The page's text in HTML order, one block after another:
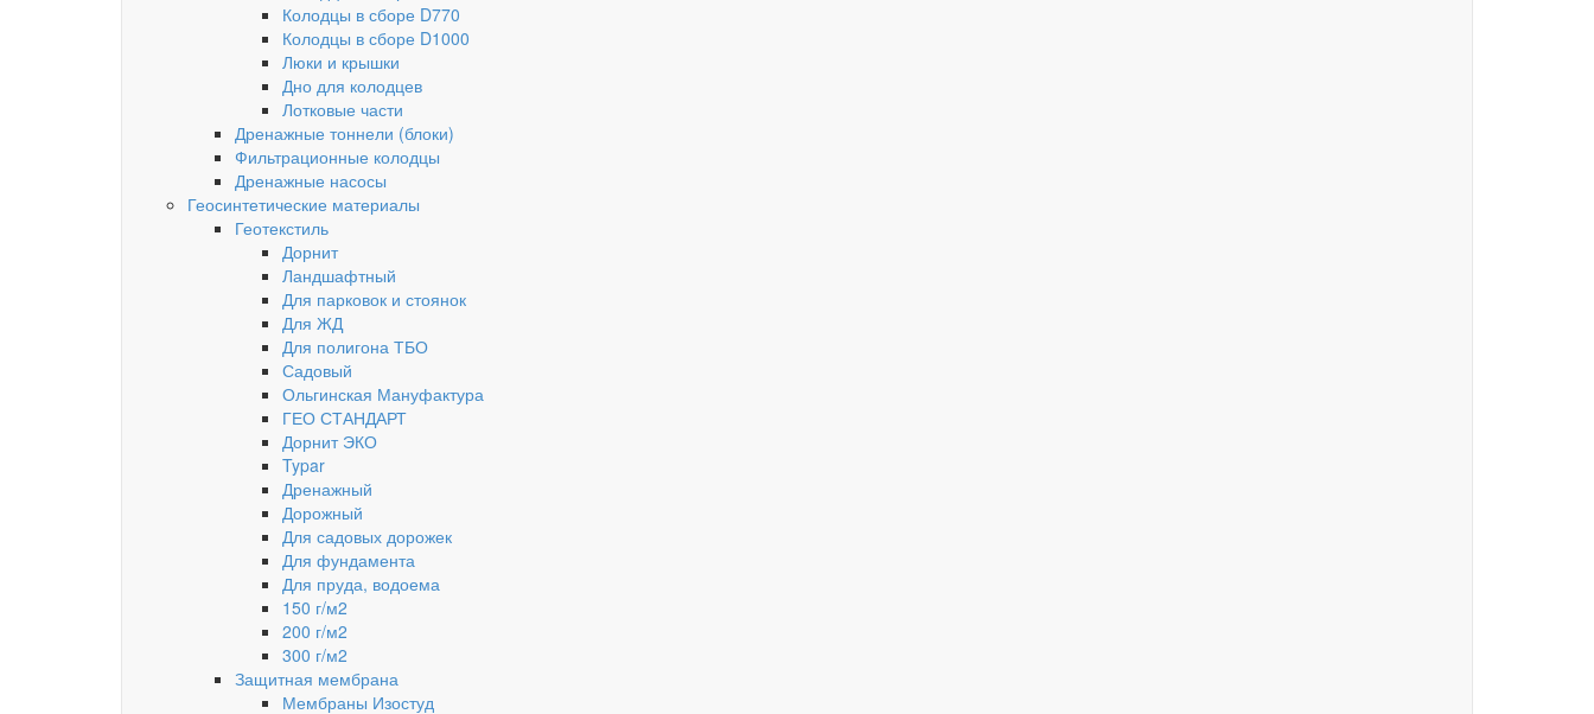
Колодцы в сборе D770
Колодцы в сборе D1000
Люки и крышки
Дно для колодцев
Лотковые части
Дренажные тоннели (блоки)
Фильтрационные колодцы
Дренажные насосы
Геосинтетические материалы
Геотекстиль
Дорнит
Ландшафтный
Для парковок и стоянок
Для ЖД
Для полигона ТБО
Садовый
Ольгинская Мануфактура
ГЕО СТАНДАРТ
Дорнит ЭКО
Typar
Дренажный
Дорожный
Для садовых дорожек
Для фундамента
Для пруда, водоема
150 г/м2
200 г/м2
300 г/м2
Защитная мембрана
Мембраны Изостуд